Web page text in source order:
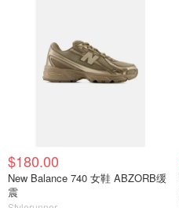
$180.00
New Balance 740 女鞋 ABZORB缓
震